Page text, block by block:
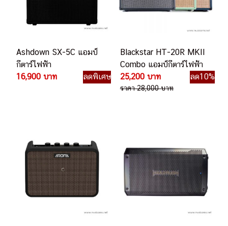
Ashdown SX-5C แอมป์
กีตาร์ไฟฟ้า
16,900 บาท
ลดพิเศษ
Blackstar HT-20R MKII
Combo แอมป์กีตาร์ไฟฟ้า
25,200 บาท
ลด10%
ราคา 28,000 บาท